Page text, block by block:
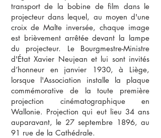
transport de la bobine de film dans le
projecteur dans lequel, au moyen d'une
croix de Malte inversée, chaque image
est brièvement arrêtée devant la lampe
du projecteur. Le Bourgmestre-Ministre
d'État Xavier Neujean et lui sont invités
d’honneur en janvier 1930, à Liège,
lorsque l'Association installe la plaque
commémorative de la toute première
projection cinématographique en
Wallonie. Projection qui eut lieu 34 ans
auparavant, le 27 septembre 1896, au
91 rue de la Cathédrale.